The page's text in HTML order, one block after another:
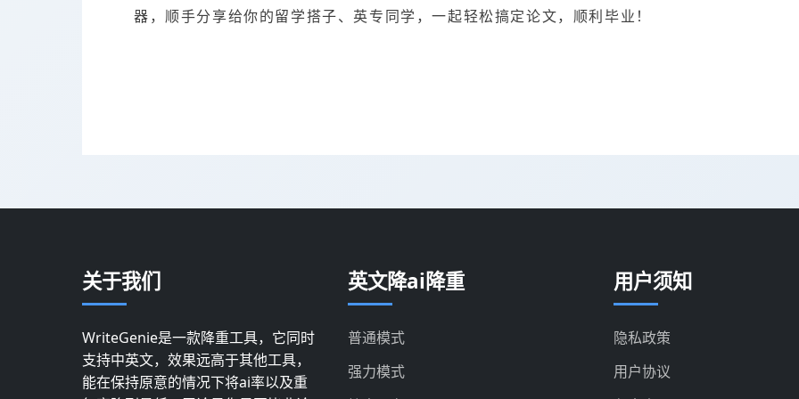
器，顺手分享给你的留学搭子、英专同学，一起轻松搞定论文，顺利毕业！
关于我们
WriteGenie是一款降重工具，它同时
支持中英文，效果远高于其他工具，
能在保持原意的情况下将ai率以及重
英文降ai降重
普通模式
强力模式
用户须知
隐私政策
用户协议